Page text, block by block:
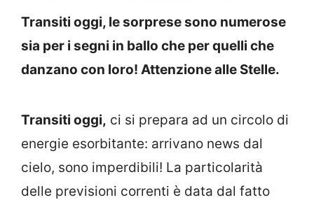
Transiti oggi, le sorprese sono numerose
sia per i segni in ballo che per quelli che
danzano con loro! Attenzione alle Stelle.
Transiti oggi, ci si prepara ad un circolo di
energie esorbitante: arrivano news dal
cielo, sono imperdibili! La particolarità
delle previsioni correnti è data dal fatto